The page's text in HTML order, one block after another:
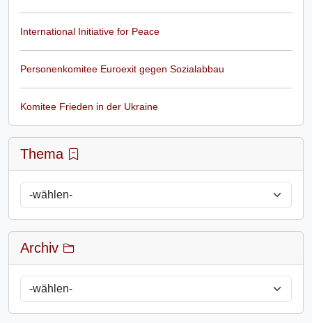
International Initiative for Peace
Personenkomitee Euroexit gegen Sozialabbau
Komitee Frieden in der Ukraine
Thema
Archiv